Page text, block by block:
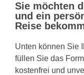
Sie möchten
und ein
Reise
Unten können Sie
füllen Sie das
kostenfrei und